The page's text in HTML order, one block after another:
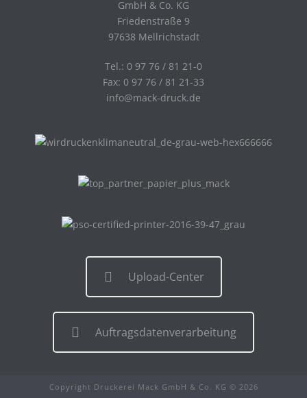
GmbH & Co. KG
Friedenstraße 9
97638 Mellrichstadt
Tel.: 0 97 76 / 81 21-0
Fax: 0 97 76 / 81 21-33
info@mack-druck.de
Upload-Center
Auftragsdatenverarbeitung
Copyright Druckerei Mack GmbH & Co. KG © 2026